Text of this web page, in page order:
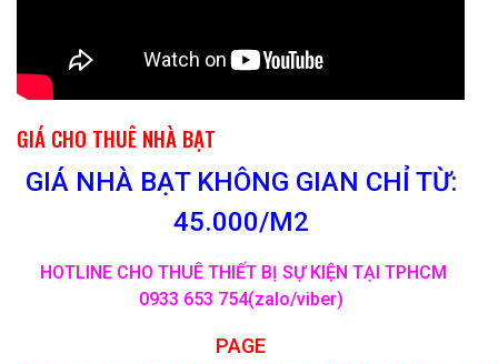
GIÁ CHO THUÊ NHÀ BẠT
GIÁ NHÀ BẠT KHÔNG GIAN CHỈ TỪ:
45.000/M2
HOTLINE CHO THUÊ THIẾT BỊ SỰ KIỆN TẠI TPHCM
0933 653 754(zalo/viber)
PAGE